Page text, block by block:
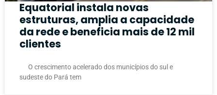
Equatorial instala novas
estruturas, amplia a capacidade
da rede e beneficia mais de 12 mil
clientes
O crescimento acelerado dos municípios do sul e
sudeste do Pará tem